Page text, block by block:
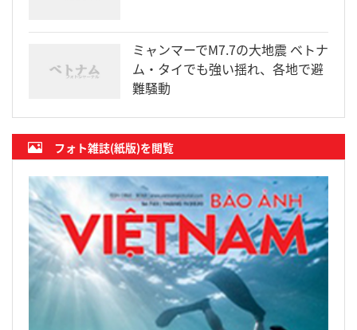
ミャンマーでM7.7の大地震 ベトナ
ム・タイでも強い揺れ、各地で避
難騒動
フォト雑誌(紙版)を閲覧